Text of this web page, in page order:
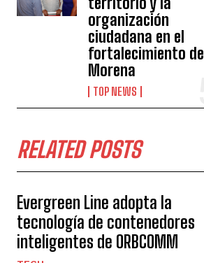
organización
ciudadana en el
fortalecimiento de
Morena
TOP NEWS
RELATED POSTS
Evergreen Line adopta la
tecnología de contenedores
inteligentes de ORBCOMM